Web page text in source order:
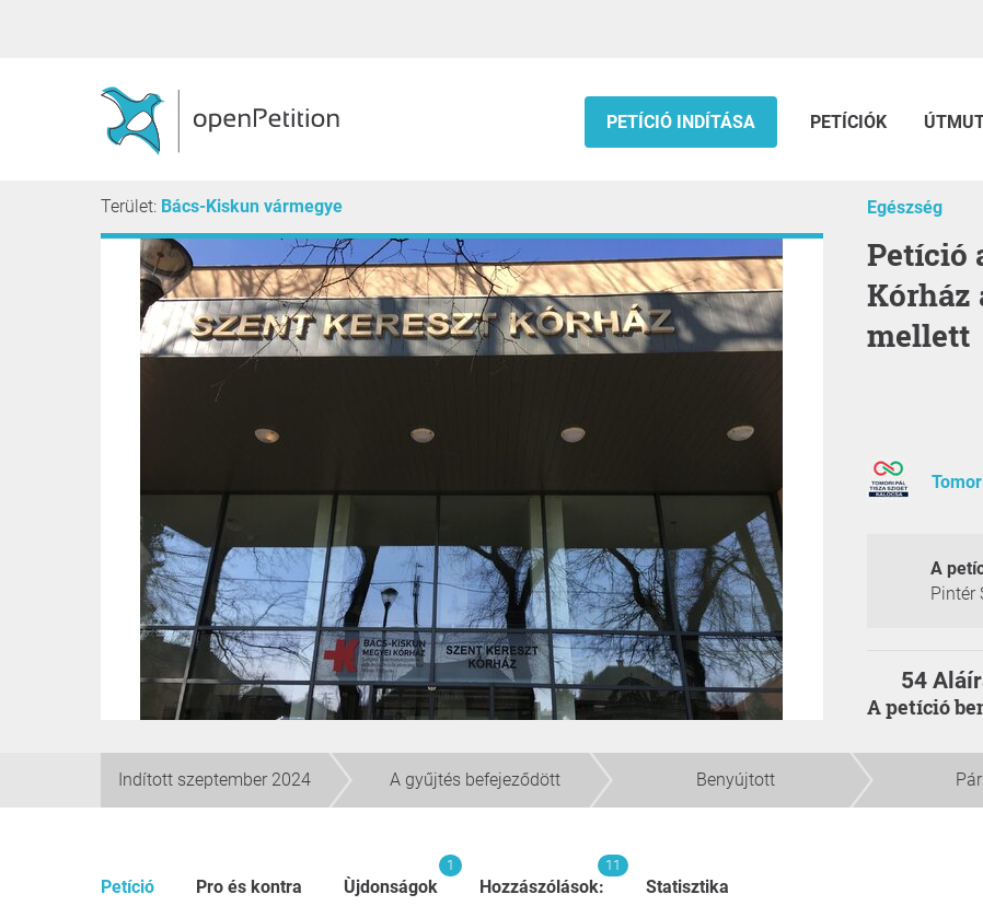
PETÍCIÓ INDÍTÁSA PETÍCIÓK
Terület: Bács-Kiskun vármegye Egészség
Petíció a kalocsai Szent Kereszt
Kórház
mellett
A
Pintér
54
A petíció
Indított szeptember 2024 A gyűjtés befejeződött Benyújtott
Petíció Pro és kontra Ùjdonságok
1
Hozzászólások:
11
Statisztika